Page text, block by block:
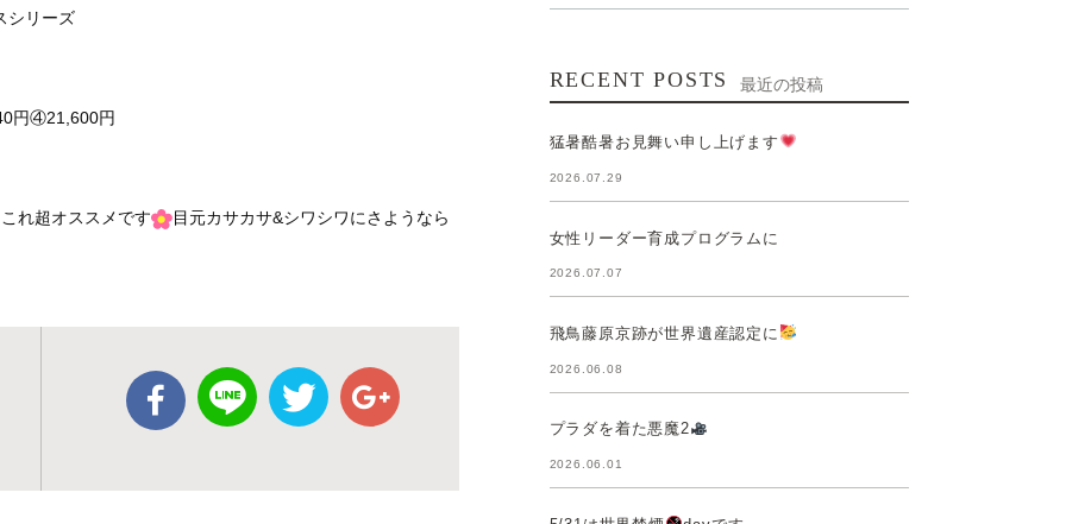
シリーズ
円④21,600円
れ超オススメです 目元カサカサ&シワシワにさようなら
RECENT POSTS 最近の投稿
猛暑酷暑お見舞い申し上げます
2026.07.29
女性リーダー育成プログラムに
2026.07.07
飛鳥藤原京跡が世界遺産認定に
2026.06.08
プラダを着た悪魔2
2026.06.01